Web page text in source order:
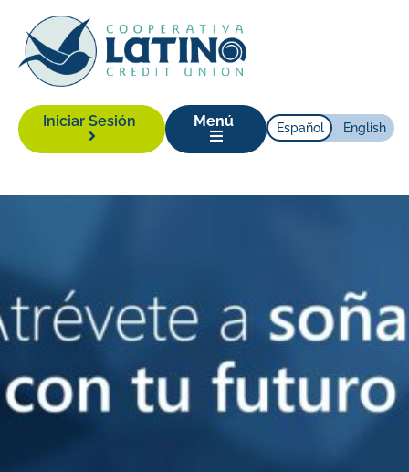
Iniciar Sesión Menú Español English